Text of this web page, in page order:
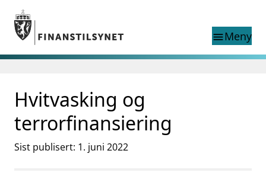
Gå til hovedinnhold
Gå til søkesiden
menuMeny
nettstedet
English
English
English home page
Tilsyn
Aktuelt
Finanstilsynets registre
Hvitvasking og
terrorfinansiering
Sist publisert: 1. juni 2022